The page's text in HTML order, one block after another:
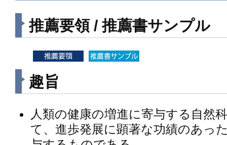
推薦要領 / 推薦書サンプル
趣旨
人類の健康の増進に寄与する自然
て、進歩発展に顕著な功績のあっ